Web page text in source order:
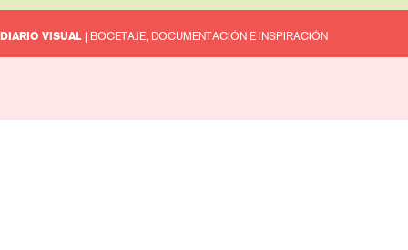
DIARIO VISUAL | BOCETAJE, DOCUMENTACIÓN E INSPIRACIÓN